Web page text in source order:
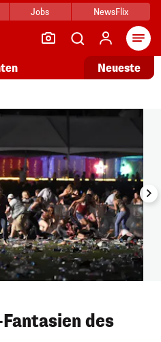
Jobs NewsFlix
Neueste
des